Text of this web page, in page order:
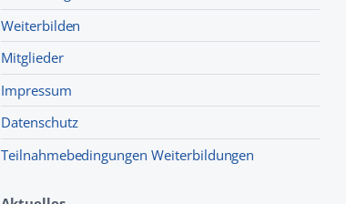
Weiterbilden
Mitglieder
Impressum
Datenschutz
Teilnahmebedingungen Weiterbildungen